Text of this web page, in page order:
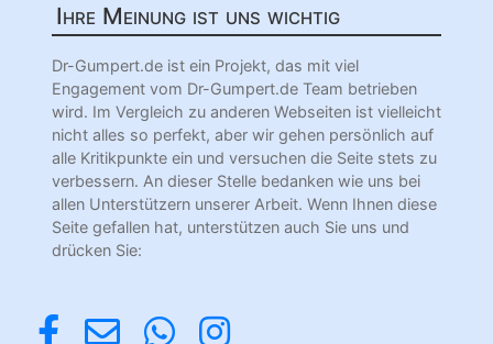
Ihre Meinung ist uns wichtig
Dr-Gumpert.de ist ein Projekt, das mit viel
Engagement vom Dr-Gumpert.de Team betrieben
wird. Im Vergleich zu anderen Webseiten ist vielleicht
nicht alles so perfekt, aber wir gehen persönlich auf
alle Kritikpunkte ein und versuchen die Seite stets zu
verbessern. An dieser Stelle bedanken wie uns bei
allen Unterstützern unserer Arbeit. Wenn Ihnen diese
Seite gefallen hat, unterstützen auch Sie uns und
drücken Sie: